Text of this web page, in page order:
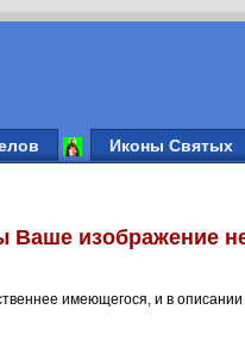
Иконы Святых
Ваше изображение
имеющегося, и в